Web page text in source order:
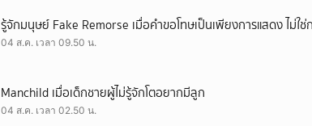
รู้จักมนุษย์ Fake Remorse เมื่อคำขอโทษเป็นเพียงการแสดง ไม่ใ
04 ส.ค. เวลา 09.50 น.
Manchild เมื่อเด็กชายผู้ไม่รู้จักโตอยากมีลูก
04 ส.ค. เวลา 02.50 น.